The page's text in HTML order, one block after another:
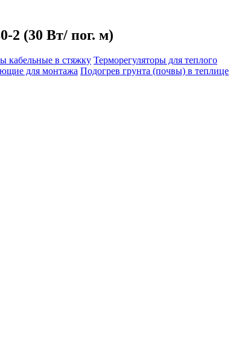
2 (30 Вт/ пог. м)
кабельные в стяжку Терморегуляторы для теплого
для монтажа Подогрев грунта (почвы) в теплице